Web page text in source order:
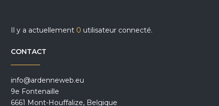
Il y a actuellement 0 utilisateur connecté.
CONTACT
info@ardenneweb.eu
9e Fontenaille
6661 Mont-Houffalize, Belgique